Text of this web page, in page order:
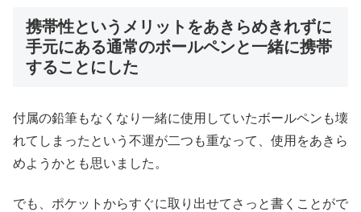
携帯性というメリットをあきらめきれずに
手元にある通常のボールペンと一緒に携帯
することにした
付属の鉛筆もなくなり一緒に使用していたボールペンも壊
れてしまったという不運が二つも重なって、使用をあきら
めようかとも思いました。
でも、ポケットからすぐに取り出せてさっと書くことがで